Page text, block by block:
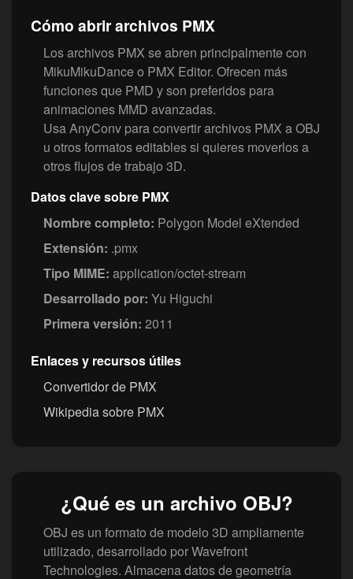
Cómo abrir archivos PMX
Los archivos PMX se abren principalmente con
MikuMikuDance o PMX Editor. Ofrecen más
funciones que PMD y son preferidos para
animaciones MMD avanzadas.
Usa AnyConv para convertir archivos PMX a OBJ
u otros formatos editables si quieres moverlos a
otros flujos de trabajo 3D.
Datos clave sobre PMX
Nombre completo: Polygon Model eXtended
Extensión: .pmx
Tipo MIME: application/octet-stream
Desarrollado por: Yu Higuchi
Primera versión: 2011
Enlaces y recursos útiles
Convertidor de PMX
Wikipedia sobre PMX
¿Qué es un archivo OBJ?
OBJ es un formato de modelo 3D ampliamente
utilizado, desarrollado por Wavefront
Technologies. Almacena datos de geometría